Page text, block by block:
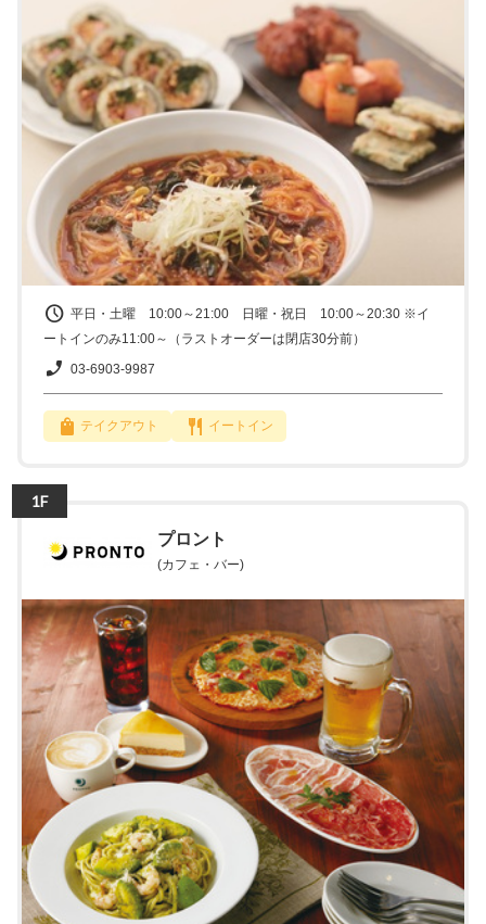
平日・土曜 10:00～21:00 日曜・祝日 10:00～20:30 ※イ
ートインのみ11:00～（ラストオーダーは閉店30分前）
03-6903-9987
テイクアウト イートイン
1F
プロント
(カフェ・バー)